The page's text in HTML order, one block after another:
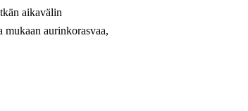
aikavälin
mukaan aurinkorasvaa,